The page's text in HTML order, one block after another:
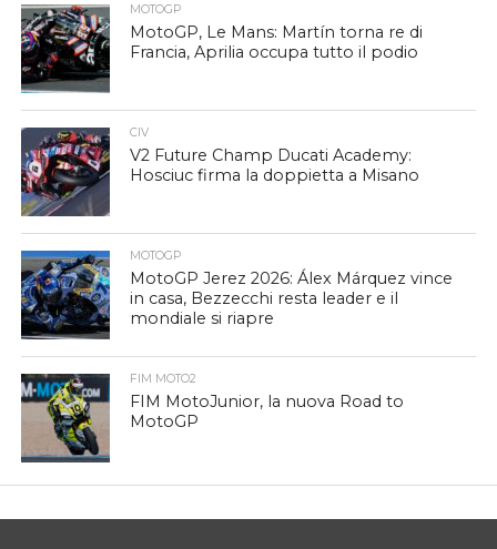
MOTOGP
MotoGP, Le Mans: Martín torna re di
Francia, Aprilia occupa tutto il podio
CIV
V2 Future Champ Ducati Academy:
Hosciuc firma la doppietta a Misano
MOTOGP
MotoGP Jerez 2026: Álex Márquez vince
in casa, Bezzecchi resta leader e il
mondiale si riapre
FIM MOTO2
FIM MotoJunior, la nuova Road to
MotoGP